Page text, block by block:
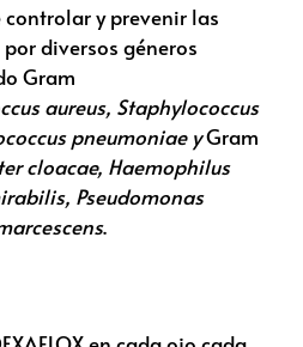
y prevenir las
diversos géneros
Gram
aureus, Staphylococcus
pneumoniae yGram
cloacae, Haemophilus
Pseudomonas
.